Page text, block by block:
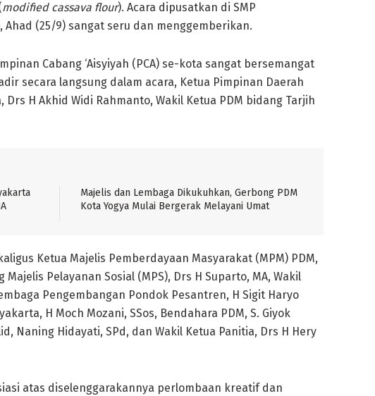
modified cassava flour). Acara dipusatkan di SMP
Ahad (25/9) sangat seru dan menggemberikan.
Cabang ‘Aisyiyah (PCA) se-kota sangat bersemangat
secara langsung dalam acara, Ketua Pimpinan Daerah
H Akhid Widi Rahmanto, Wakil Ketua PDM bidang Tarjih
Majelis dan Lembaga Dikukuhkan, Gerbong PDM
Kota Yogya Mulai Bergerak Melayani Umat
Ketua Majelis Pemberdayaan Masyarakat (MPM) PDM,
Pelayanan Sosial (MPS), Drs H Suparto, MA, Wakil
Pengembangan Pondok Pesantren, H Sigit Haryo
H Moch Mozani, SSos, Bendahara PDM, S. Giyok
Naning Hidayati, SPd, dan Wakil Ketua Panitia, Drs H Hery
atas diselenggarakannya perlombaan kreatif dan